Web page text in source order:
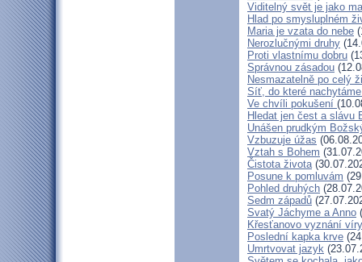
Viditelný svět je jako
Hlad po smysluplném
Maria je vzata do nebe
Nerozlučnými druhy
Proti vlastnímu dobru
Správnou zásadou
Nesmazatelně po celý
Síť, do které
Ve chvíli pokušení
Hledat jen čest a slávu
Unášen prudkým
Vzbuzuje úžas
Vztah s Bohem
Čistota života
Posune k pomluvám
Pohled druhých
Sedm západů
Svatý Jáchyme a Anno
Křesťanovo vyznání
Poslední kapka krve
Umrtvovat jazyk